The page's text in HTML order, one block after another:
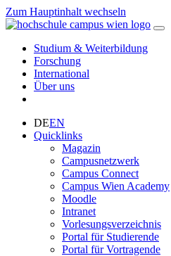
Zum Hauptinhalt wechseln
Studium & Weiterbildung
Forschung
International
Über uns
DEEN
Quicklinks
Magazin
Campusnetzwerk
Campus Connect
Campus Wien Academy
Moodle
Intranet
Vorlesungsverzeichnis
Portal für Studierende
Portal für Vortragende